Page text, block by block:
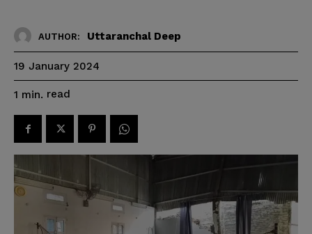
AUTHOR: Uttaranchal Deep
19 January 2024
1 min. read